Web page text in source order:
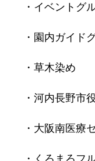
・イベントグ
・園内ガイド
・草木染め
・河内長野市
・大阪南医療
・くろまろフ